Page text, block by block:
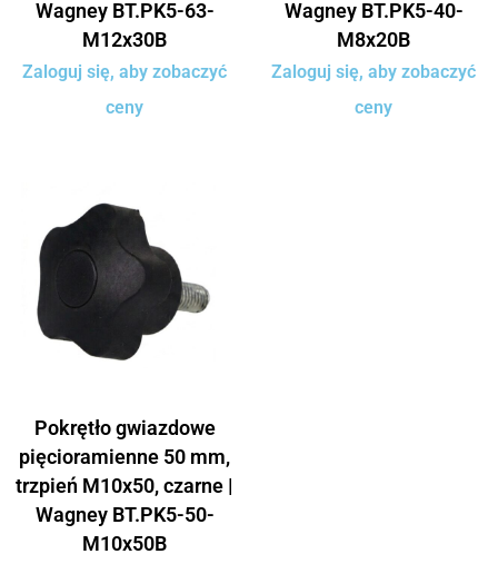
Wagney BT.PK5-63-
M12x30B
Zaloguj się, aby zobaczyć
ceny
Wagney BT.PK5-40-
M8x20B
Zaloguj się, aby zobaczyć
ceny
Pokrętło gwiazdowe
pięcioramienne 50 mm,
trzpień M10x50, czarne |
Wagney BT.PK5-50-
M10x50B